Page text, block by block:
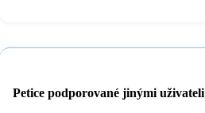
Petice podporované jinými uživateli